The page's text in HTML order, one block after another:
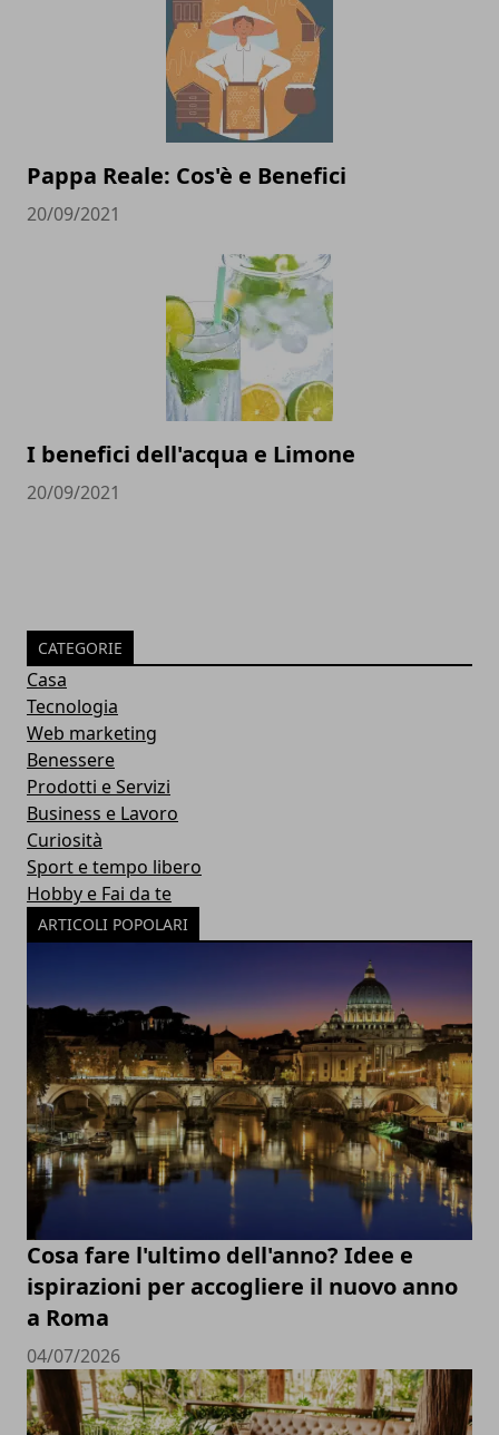
Pappa Reale: Cos'è e Benefici
20/09/2021
I benefici dell'acqua e Limone
20/09/2021
CATEGORIE
Casa
Tecnologia
Web marketing
Benessere
Prodotti e Servizi
Business e Lavoro
Curiosità
Sport e tempo libero
Hobby e Fai da te
ARTICOLI POPOLARI
Cosa fare l'ultimo dell'anno? Idee e
ispirazioni per accogliere il nuovo anno
a Roma
04/07/2026